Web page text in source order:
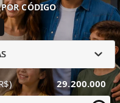
POR CÓDIGO
29.200.000